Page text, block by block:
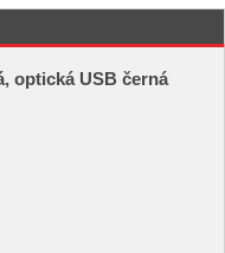
optická USB černá